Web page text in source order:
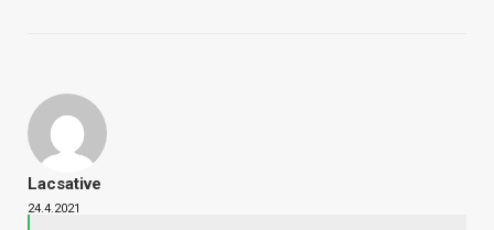
Lacsative
24.4.2021